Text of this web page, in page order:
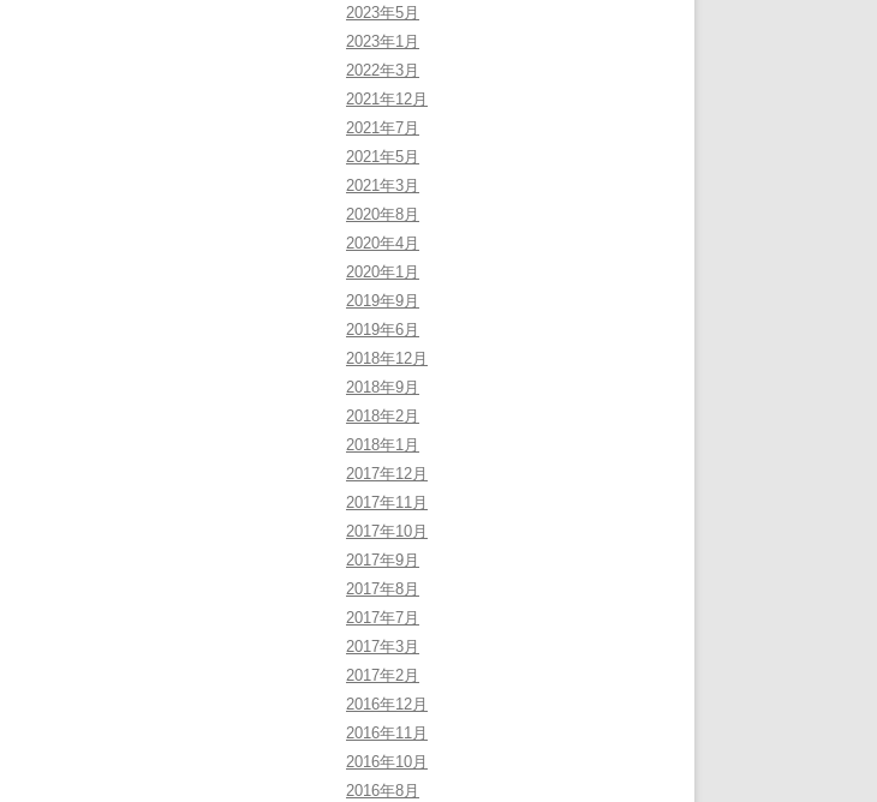
2023年5月
2023年1月
2022年3月
2021年12月
2021年7月
2021年5月
2021年3月
2020年8月
2020年4月
2020年1月
2019年9月
2019年6月
2018年12月
2018年9月
2018年2月
2018年1月
2017年12月
2017年11月
2017年10月
2017年9月
2017年8月
2017年7月
2017年3月
2017年2月
2016年12月
2016年11月
2016年10月
2016年8月